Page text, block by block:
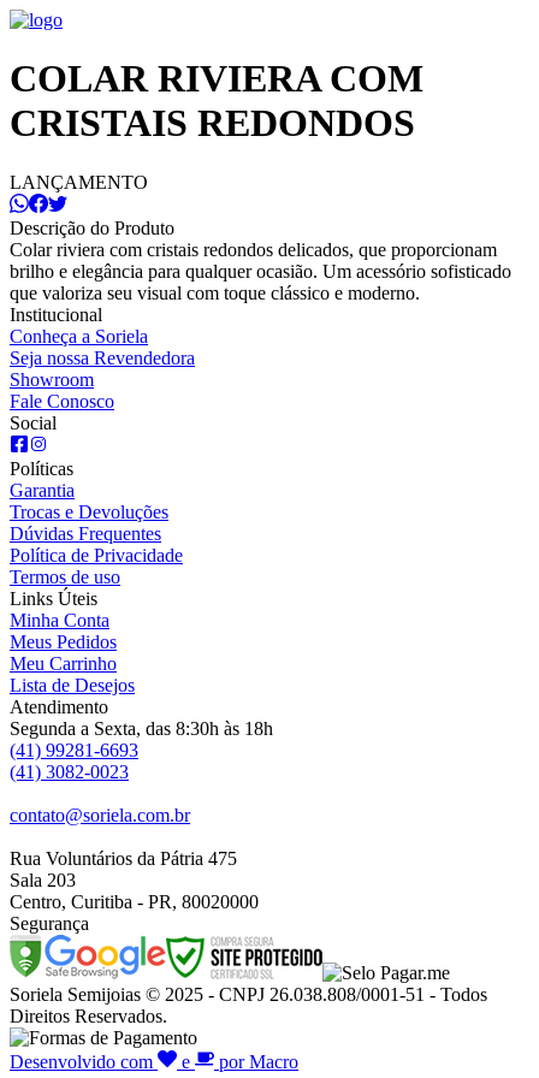
COLAR RIVIERA COM
CRISTAIS REDONDOS
LANÇAMENTO
Descrição do Produto
Colar riviera com cristais redondos delicados, que proporcionam
brilho e elegância para qualquer ocasião. Um acessório sofisticado
que valoriza seu visual com toque clássico e moderno.
Institucional
Conheça a Soriela
Seja nossa Revendedora
Showroom
Fale Conosco
Social
Políticas
Garantia
Trocas e Devoluções
Dúvidas Frequentes
Política de Privacidade
Termos de uso
Links Úteis
Minha Conta
Meus Pedidos
Meu Carrinho
Lista de Desejos
Atendimento
Segunda a Sexta, das 8:30h às 18h
(41) 99281-6693
(41) 3082-0023
contato@soriela.com.br
Rua Voluntários da Pátria 475
Sala 203
Centro, Curitiba - PR, 80020000
Segurança
Soriela Semijoias © 2025 - CNPJ 26.038.808/0001-51 - Todos
Direitos Reservados.
Desenvolvido com e por Macro